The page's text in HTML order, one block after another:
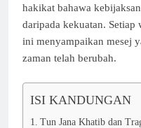
hakikat bahawa
daripada kekuatan.
ini menyampaikan mesej
zaman telah berubah.
ISI KANDUNGAN
Tun Jana Khatib dan